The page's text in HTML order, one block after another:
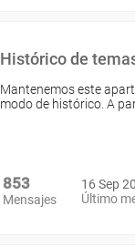
Histórico de
Mantenemos este
modo de histórico. A
853
Mensajes
16 Sep
Último